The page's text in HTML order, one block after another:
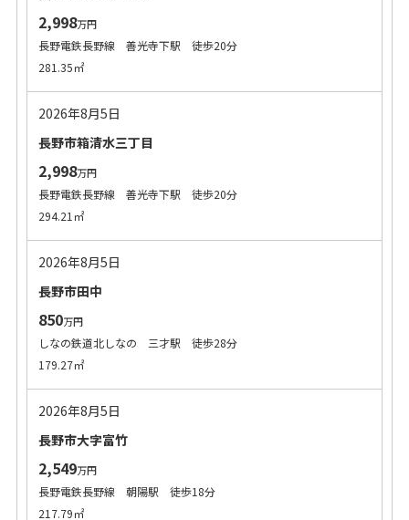
2,998万円
長野電鉄長野線 善光寺下駅 徒歩20分
281.35㎡
2026年8月5日
長野市箱清水三丁目
2,998万円
長野電鉄長野線 善光寺下駅 徒歩20分
294.21㎡
2026年8月5日
長野市田中
850万円
しなの鉄道北しなの 三才駅 徒歩28分
179.27㎡
2026年8月5日
長野市大字富竹
2,549万円
長野電鉄長野線 朝陽駅 徒歩18分
217.79㎡